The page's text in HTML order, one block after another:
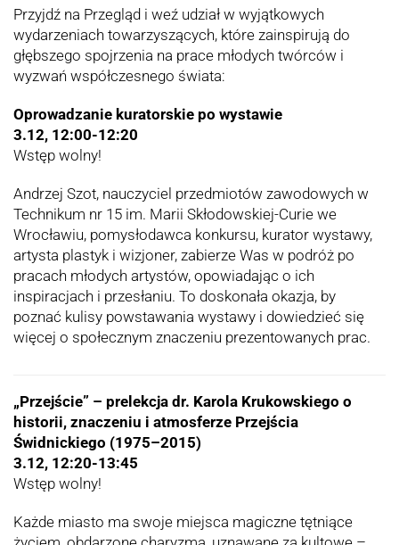
Przyjdź na Przegląd i weź udział w wyjątkowych
wydarzeniach towarzyszących, które zainspirują do
głębszego spojrzenia na prace młodych twórców i
wyzwań współczesnego świata:
Oprowadzanie kuratorskie po wystawie
3.12, 12:00-12:20
Wstęp wolny!
Andrzej Szot, nauczyciel przedmiotów zawodowych w
Technikum nr 15 im. Marii Skłodowskiej-Curie we
Wrocławiu, pomysłodawca konkursu, kurator wystawy,
artysta plastyk i wizjoner, zabierze Was w podróż po
pracach młodych artystów, opowiadając o ich
inspiracjach i przesłaniu. To doskonała okazja, by
poznać kulisy powstawania wystawy i dowiedzieć się
więcej o społecznym znaczeniu prezentowanych prac.
„Przejście” – prelekcja dr. Karola Krukowskiego o
historii, znaczeniu i atmosferze Przejścia
Świdnickiego (1975–2015)
3.12, 12:20-13:45
Wstęp wolny!
Każde miasto ma swoje miejsca magiczne tętniące